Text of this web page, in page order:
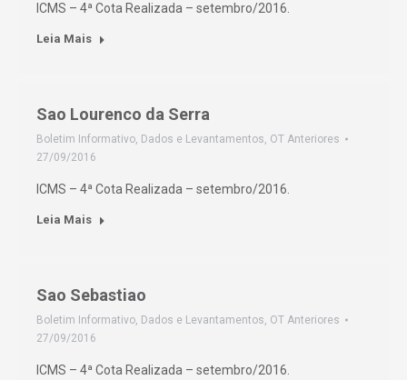
ICMS – 4ª Cota Realizada – setembro/2016.
Leia Mais
Sao Lourenco da Serra
Boletim Informativo, Dados e Levantamentos, OT Anteriores
27/09/2016
ICMS – 4ª Cota Realizada – setembro/2016.
Leia Mais
Sao Sebastiao
Boletim Informativo, Dados e Levantamentos, OT Anteriores
27/09/2016
ICMS – 4ª Cota Realizada – setembro/2016.